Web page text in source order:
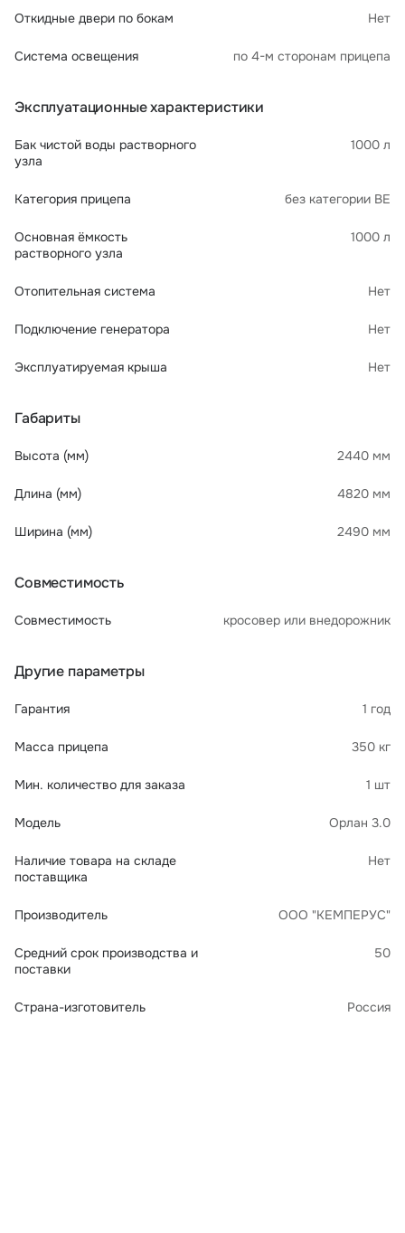
Откидные двери по бокам Нет
Система освещения по 4-м сторонам прицепа
Эксплуатационные характеристики
Бак чистой воды растворного
узла
1000 л
Категория прицепа без категории ВЕ
Основная ёмкость
растворного узла
1000 л
Отопительная система Нет
Подключение генератора Нет
Эксплуатируемая крыша Нет
Габариты
Высота (мм) 2440 мм
Длина (мм) 4820 мм
Ширина (мм) 2490 мм
Совместимость
Совместимость кросовер или внедорожник
Другие параметры
Гарантия 1 год
Масса прицепа 350 кг
Мин. количество для заказа 1 шт
Модель Орлан 3.0
Наличие товара на складе
поставщика
Нет
Производитель ООО "КЕМПЕРУС"
Средний срок производства и
поставки
50
Страна-изготовитель Россия